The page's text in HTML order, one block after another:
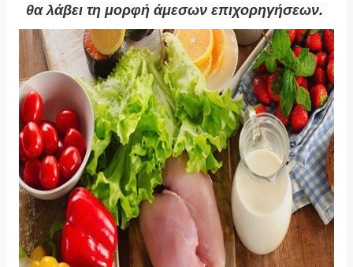
θα λάβει τη μορφή άμεσων επιχορηγήσεων.